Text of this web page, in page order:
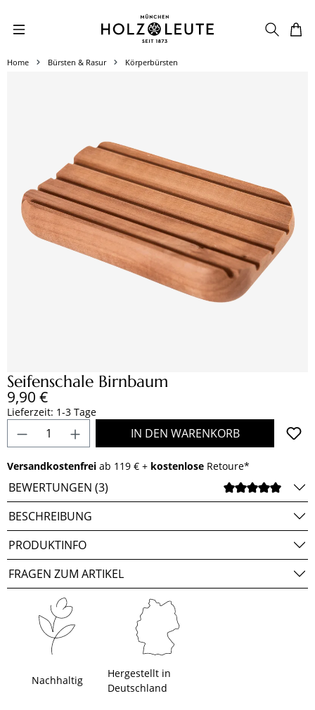
Zum Hauptinhalt springen
Home Bürsten & Rasur Körperbürsten
Seifenschale Birnbaum
Regulärer Preis:
9,90 €
Lieferzeit: 1-3 Tage
Produkt Anzahl: Gib den gewünschten
IN DEN WARENKORB
Versandkostenfrei ab 119 € + kostenlose Retoure*
BEWERTUNGEN (3)
BESCHREIBUNG
PRODUKTINFO
FRAGEN ZUM ARTIKEL
Nachhaltig
Hergestellt in
Deutschland